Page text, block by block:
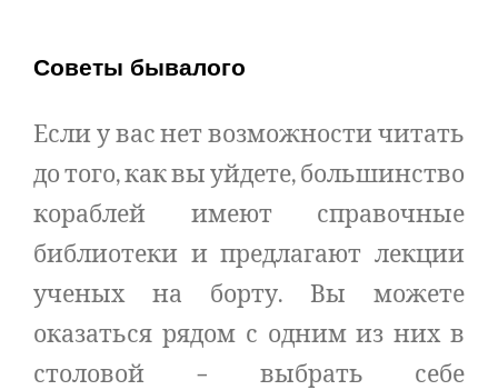
Советы бывалого
Если у вас нет возможности читать
до того, как вы уйдете, большинство
кораблей имеют справочные
библиотеки и предлагают лекции
ученых на борту. Вы можете
оказаться рядом с одним из них в
столовой – выбрать себе